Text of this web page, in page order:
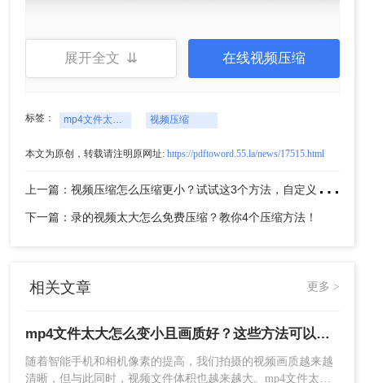
展开全文 ⇊ 在线视频压缩
标签： mp4文件太大怎么变小且画质好 视频压缩
本文为原创，转载请注明原网址: https://pdftoword.55.la/news/17515.html
上
一篇：视频压缩怎么压缩更小？试试这3个方法，自定义视频大小！
下一篇：录的视频太大怎么免费压缩？教你4个压缩方法！
相关文章 更多 >
mp4文件太大怎么变小且画质好？这些方法可以帮助你高质量压缩！
随着智能手机和相机像素的提高，我们拍摄的视频画质越来越
清晰，但与此同时，视频文件体积也越来越大。mp4文件太大